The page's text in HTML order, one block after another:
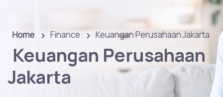
Home Finance Keuangan Perusahaan Jakarta
Keuangan Perusahaan
Jakarta